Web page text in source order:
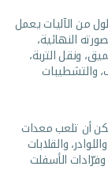
من الآليات يعمل
النهائية،
ونقل التربة،
والتشطيبات
أن تلعب معدات
واللوادر، والقلابات
وفرّادات الأسفلت